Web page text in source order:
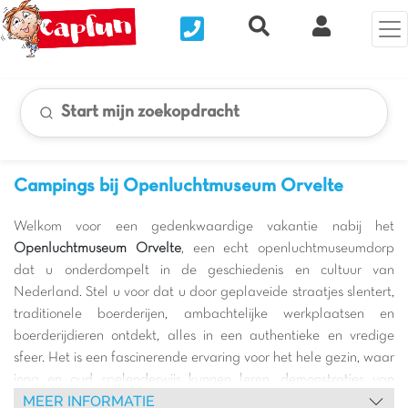
Nous contacterRecherche rapide
Mijn Clix
Start mijn zoekopdracht
Campings bij Openluchtmuseum Orvelte
Welkom voor een gedenkwaardige vakantie nabij het
Openluchtmuseum Orvelte, een echt openluchtmuseumdorp
dat u onderdompelt in de geschiedenis en cultuur van
Nederland. Stel u voor dat u door geplaveide straatjes slentert,
traditionele boerderijen, ambachtelijke werkplaatsen en
boerderijdieren ontdekt, alles in een authentieke en vredige
sfeer. Het is een fascinerende ervaring voor het hele gezin, waar
jong en oud spelenderwijs kunnen leren, demonstraties van
oude ambachten kunnen bijwonen en zelfs kunnen deelnemen
MEER INFORMATIE